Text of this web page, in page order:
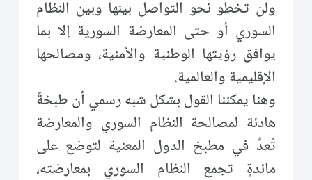
ولن تخطو نحو التواصل بينها وبين النظام
السوري أو حتى المعارضة السورية إلا بما
يوافق رؤيتها الوطنية والأمنية، ومصالحها
الإقليمية والعالمية.
وهنا يمكننا القول بشكل شبه رسمي أن طبخةً
هادئة لمصالحة النظام السوري والمعارضة
تُعدُّ في مطبخ الدول المعنية لتوضع على
مائدةٍ تجمع النظام السوري بمعارضته،